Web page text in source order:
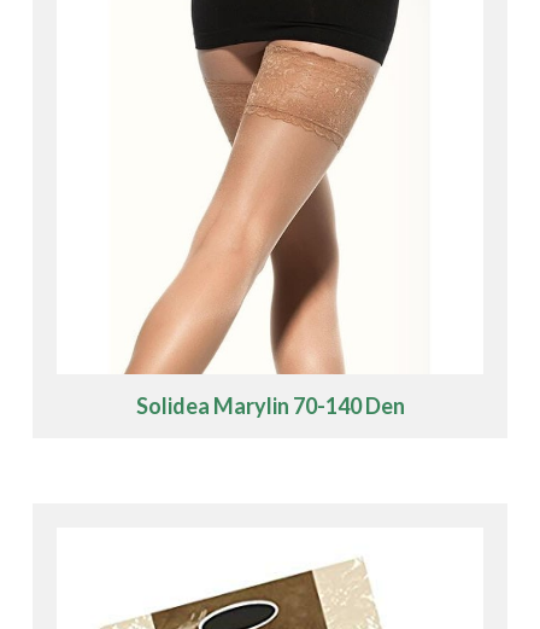
Solidea Marylin 70-140 Den